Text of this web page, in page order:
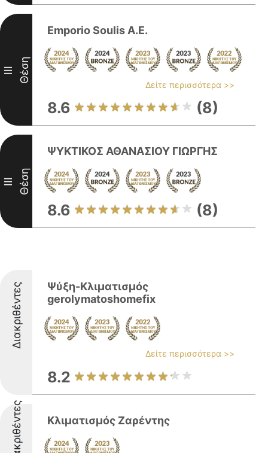
III Θέση
Emporio Soulis A.E.
Δείτε περισσότερα >>
8.6 (8)
III Θέση
ΨΥΚΤΙΚΟΣ ΑΘΑΝΑΣΙΟΥ ΓΙΩΡΓΗΣ
8.6 (8)
Διακριθέντες
Ψύξη-Κλιματισμός
gerolymatoshomefix
Δείτε περισσότερα >>
8.2
Διακριθέντες Κλιματισμός Ζαρέντης